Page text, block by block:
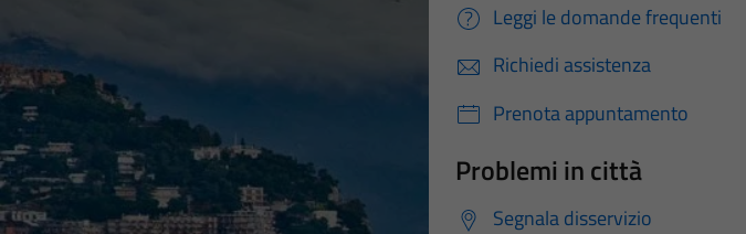
Leggi le domande frequenti
Richiedi assistenza
Prenota appuntamento
Problemi in città
Segnala disservizio